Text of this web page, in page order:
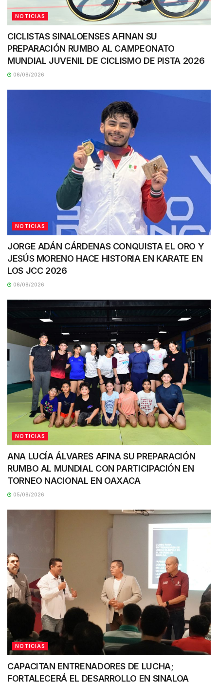
NOTICIAS
CICLISTAS SINALOENSES AFINAN SU
PREPARACIÓN RUMBO AL CAMPEONATO
MUNDIAL JUVENIL DE CICLISMO DE PISTA 2026
06/08/2026
NOTICIAS
JORGE ADÁN CÁRDENAS CONQUISTA EL ORO Y
JESÚS MORENO HACE HISTORIA EN KARATE EN
LOS JCC 2026
06/08/2026
NOTICIAS
ANA LUCÍA ÁLVARES AFINA SU PREPARACIÓN
RUMBO AL MUNDIAL CON PARTICIPACIÓN EN
TORNEO NACIONAL EN OAXACA
05/08/2026
NOTICIAS
CAPACITAN ENTRENADORES DE LUCHA;
FORTALECERÁ EL DESARROLLO EN SINALOA